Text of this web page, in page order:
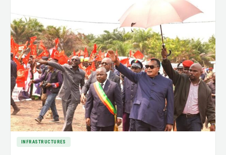
INFRASTRUCTURES